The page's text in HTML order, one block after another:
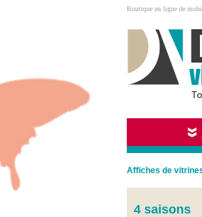
Boutique en ligne de
Affiches de
4 saisons